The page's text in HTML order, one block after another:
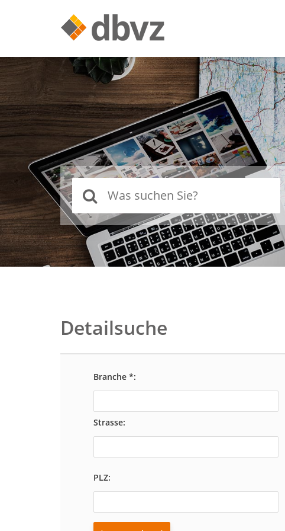
Detailsuche
Branche *:
Strasse:
PLZ: